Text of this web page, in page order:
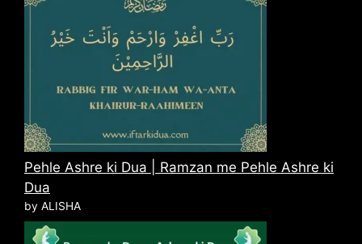
Pehle Ashre ki Dua | Ramzan me Pehle Ashre ki
Dua
by ALISHA